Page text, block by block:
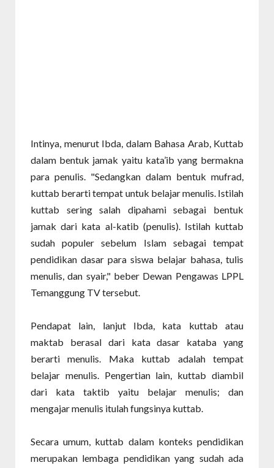
Intinya, menurut Ibda, dalam Bahasa Arab, Kuttab
dalam bentuk jamak yaitu kata’ib yang bermakna
para penulis. "Sedangkan dalam bentuk mufrad,
kuttab berarti tempat untuk belajar menulis. Istilah
kuttab sering salah dipahami sebagai bentuk
jamak dari kata al-katib (penulis). Istilah kuttab
sudah populer sebelum Islam sebagai tempat
pendidikan dasar para siswa belajar bahasa, tulis
menulis, dan syair," beber Dewan Pengawas LPPL
Temanggung TV tersebut.
Pendapat lain, lanjut Ibda, kata kuttab atau
maktab berasal dari kata dasar kataba yang
berarti menulis. Maka kuttab adalah tempat
belajar menulis. Pengertian lain, kuttab diambil
dari kata taktib yaitu belajar menulis; dan
mengajar menulis itulah fungsinya kuttab.
Secara umum, kuttab dalam konteks pendidikan
merupakan lembaga pendidikan yang sudah ada